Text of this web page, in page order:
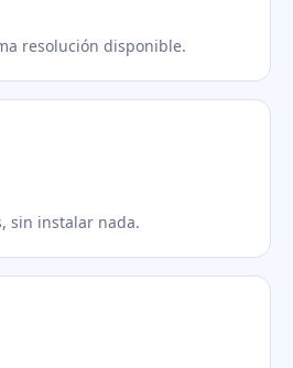
resolución disponible.
sin instalar nada.